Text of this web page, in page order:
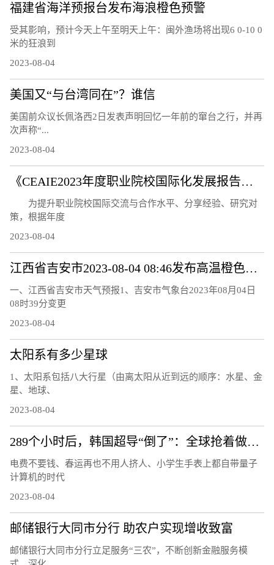
福建省海洋预报台发布海浪橙色预警
受其影响，预计今天上午至明天上午：闽外渔场将出现6 0-10 0
米的狂浪到
2023-08-04
美国又“与台湾同在”？谁信
美国前众议长佩洛西2日发表声明回忆一年前的窜台之行，并再
次声称“...
2023-08-04
《CEAIE2023年度职业院校国际化发展报告——国际化教师队伍建设情况分析》问卷调研及案例征集通知
为提升职业院校国际交流与合作水平、分享经验、研究对
策，根据年度
2023-08-04
江西省吉安市2023-08-04 08:46发布高温橙色预警
一、江西省吉安市天气预报1、吉安市气象台2023年08月04日
08时39分变更
2023-08-04
太阳系有多少星球
1、太阳系包括八大行星（由离太阳从近到远的顺序：水星、金
星、地球、
2023-08-04
289个小时后，韩国超导“倒了”：全球抢着做的复现实验还做吗
电费不要钱、春运再也不用人挤人、小学生手表上都自带量子
计算机的时代
2023-08-04
邮储银行大同市分行 助农户实现增收致富
邮储银行大同市分行立足服务“三农”，不断创新金融服务模